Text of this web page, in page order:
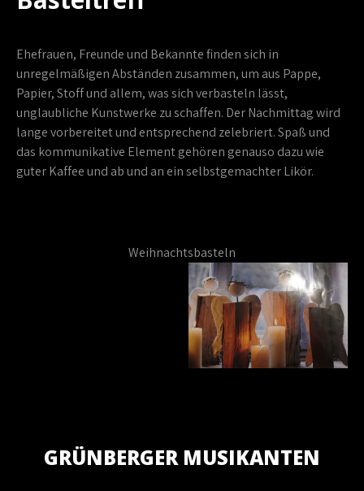
Ehefrauen, Freunde und Bekannte finden sich in
unregelmäßigen Abständen zusammen, um aus Pappe,
Papier, Stoff und allem, was sich verbasteln lässt,
unglaubliche Kunstwerke zu schaffen. Der Nachmittag wird
lange vorbereitet und entsprechend zelebriert. Spaß und
das kommunikative Element gehören genauso dazu wie
guter Kaffee und ab und an ein selbstgemachter Likör.
Weihnachtsbasteln
GRÜNBERGER MUSIKANTEN